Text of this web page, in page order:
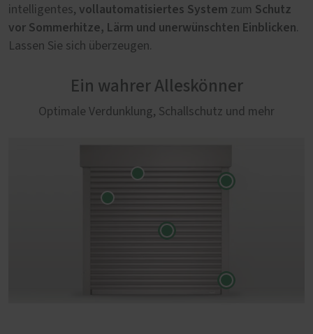
intelligentes, vollautomatisiertes System zum Schutz
vor Sommerhitze, Lärm und unerwünschten Einblicken.
Lassen Sie sich überzeugen.
Ein wahrer Alleskönner
Optimale Verdunklung, Schallschutz und mehr